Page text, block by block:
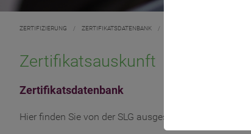
ZERTIFIZIERUNG / ZERTIFIKATSDATENBANK /
Zertifikatsauskunft
Zertifikatsdatenbank
Hier finden Sie von der SLG ausgestellte Zertifikate,